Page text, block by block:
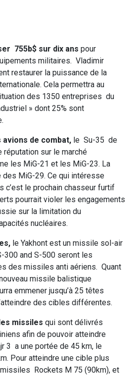
755b$ sur dix ans pour
militaires. Vladimir
restaurer la puissance de la
Cela permettra au
des 1350 entreprises du
» dont 25% sont
avions de combat, le Su-35 de
réputation sur le marché
les MiG-21 et les MiG-23. La
des MiG-29. Ce qui intéresse
c’est le prochain chasseur furtif
pourrait violer les engagements
sur la limitation du
nucléaires.
le Yakhont est un missile sol-air
300 and S-500 seront les
des missiles anti aériens. Quant
missile balistique
emmener jusqu’à 25 têtes
des cibles différentes.
missiles qui sont délivrés
afin de pouvoir atteindre
3 a une portée de 45 km, le
Pour atteindre une cible plus
Rockets M 75 (90km), et